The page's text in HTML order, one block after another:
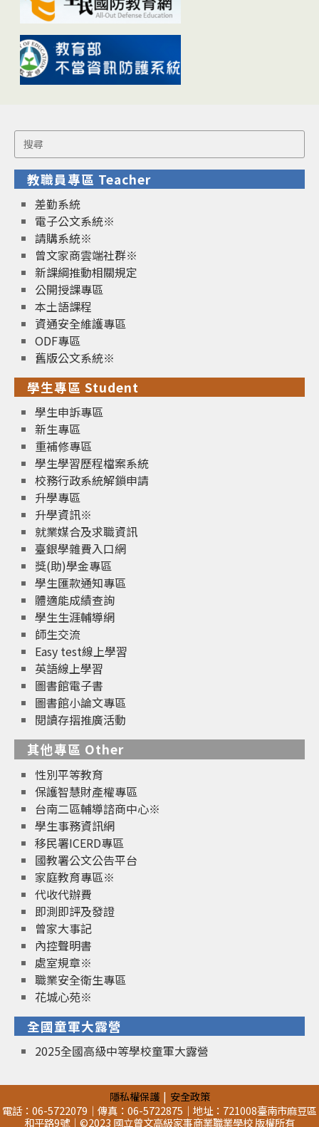
Search
for:
教職員專區 Teacher
差勤系統
電子公文系統※
請購系統※
曾文家商雲端社群※
新課綱推動相關規定
公開授課專區
本土語課程
資通安全維護專區
ODF專區
舊版公文系統※
學生專區 Student
學生申訴專區
新生專區
重補修專區
學生學習歷程檔案系統
校務行政系統解鎖申請
升學專區
升學資訊※
就業媒合及求職資訊
臺銀學雜費入口網
獎(助)學金專區
學生匯款通知專區
體適能成績查詢
學生生涯輔導網
師生交流
Easy test線上學習
英語線上學習
圖書館電子書
圖書館小論文專區
閱讀存摺推廣活動
其他專區 Other
性別平等教育
保護智慧財產權專區
台南二區輔導諮商中心※
學生事務資訊網
移民署ICERD專區
國教署公文公告平台
家庭教育專區※
代收代辦費
即測即評及發證
曾家大事記
內控聲明書
處室規章※
職業安全衛生專區
花城心苑※
全國童軍大露營
2025全國高級中等學校童軍大露營
隱私權保護
安全政策
電話：06-5722079｜傳真：06-5722875｜地址：721008臺南市麻豆區
和平路9號｜©2023 國立曾文高級家事商業職業學校 版權所有